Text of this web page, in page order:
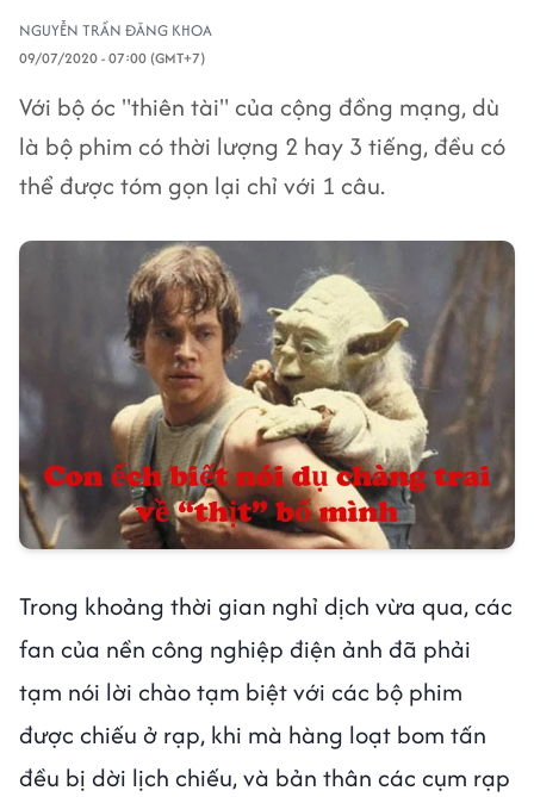
NGUYỄN TRẦN ĐĂNG KHOA
09/07/2020 - 07:00 (GMT+7)
Với bộ óc "thiên tài" của cộng đồng mạng, dù
là bộ phim có thời lượng 2 hay 3 tiếng, đều có
thể được tóm gọn lại chỉ với 1 câu.
Trong khoảng thời gian nghỉ dịch vừa qua, các
fan của nền công nghiệp điện ảnh đã phải
tạm nói lời chào tạm biệt với các bộ phim
được chiếu ở rạp, khi mà hàng loạt bom tấn
đều bị dời lịch chiếu, và bản thân các cụm rạp